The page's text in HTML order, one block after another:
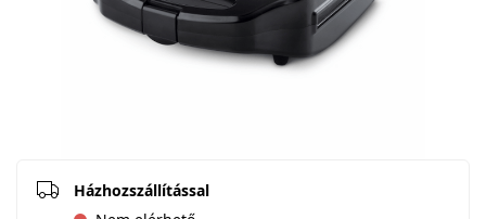
Házhozszállítással